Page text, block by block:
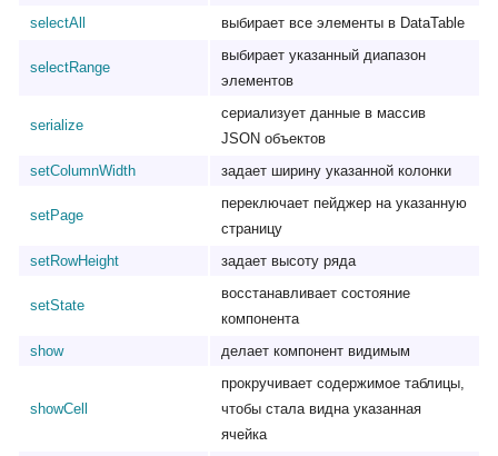
selectAll
выбирает все элементы в DataTable
selectRange
выбирает указанный диапазон
элементов
serialize
сериализует данные в массив
JSON объектов
setColumnWidth
задает ширину указанной колонки
setPage
переключает пейджер на указанную
страницу
setRowHeight
задает высоту ряда
setState
восстанавливает состояние
компонента
show
делает компонент видимым
showCell
прокручивает содержимое таблицы,
чтобы стала видна указанная
ячейка